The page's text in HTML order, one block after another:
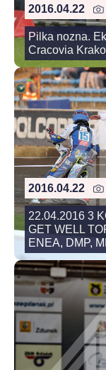
2016.04.22
Pilka nozna.
Cracovia
2016.04.22
22.04.2016 3
GET WELL
ENEA, DMP,